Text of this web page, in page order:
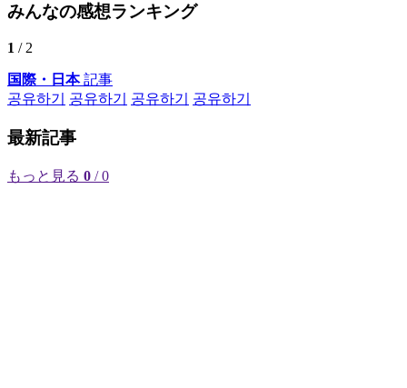
みんなの感想ランキング
1 / 2
国際・日本記事
공유하기
공유하기 공유하기 공유하기
最新記事
もっと見る 0 / 0